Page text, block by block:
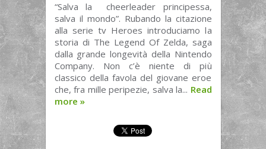
“Salva la cheerleader principessa,
salva il mondo”. Rubando la citazione
alla serie tv Heroes introduciamo la
storia di The Legend Of Zelda, saga
dalla grande longevità della Nintendo
Company. Non c’è niente di più
classico della favola del giovane eroe
che, fra mille peripezie, salva la... Read
more »